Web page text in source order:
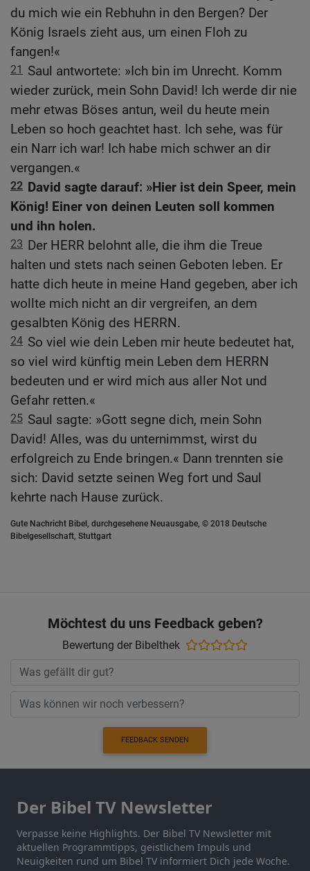
du mich wie ein Rebhuhn in den Bergen? Der
König Israels zieht aus, um einen Floh zu
fangen!«
21
Saul antwortete: »Ich bin im Unrecht. Komm
wieder zurück, mein Sohn David! Ich werde dir nie
mehr etwas Böses antun, weil du heute mein
Leben so hoch geachtet hast. Ich sehe, was für
ein Narr ich war! Ich habe mich schwer an dir
vergangen.«
22 David sagte darauf: »Hier ist dein Speer, mein
König! Einer von deinen Leuten soll kommen
und ihn holen.
23 Der HERR belohnt alle, die ihm die Treue
halten und stets nach seinen Geboten leben. Er
hatte dich heute in meine Hand gegeben, aber ich
wollte mich nicht an dir vergreifen, an dem
gesalbten König des HERRN.
24 So viel wie dein Leben mir heute bedeutet hat,
so viel wird künftig mein Leben dem HERRN
bedeuten und er wird mich aus aller Not und
Gefahr retten.«
25 Saul sagte: »Gott segne dich, mein Sohn
David! Alles, was du unternimmst, wirst du
erfolgreich zu Ende bringen.« Dann trennten sie
sich: David setzte seinen Weg fort und Saul
kehrte nach Hause zurück.
Gute Nachricht Bibel, durchgesehene Neuausgabe, © 2018 Deutsche
Bibelgesellschaft, Stuttgart
Möchtest du uns Feedback geben?
Bewertung der Bibelthek
FEEDBACK SENDEN
Der Bibel TV Newsletter
Verpasse keine Highlights. Der Bibel TV Newsletter mit
aktuellen Programmtipps, geistlichem Impuls und
Neuigkeiten rund um Bibel TV informiert Dich jede Woche.